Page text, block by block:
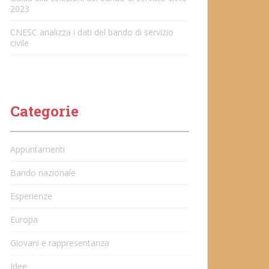
2023
CNESC analizza i dati del bando di servizio
civile
Categorie
Appuntamenti
Bando nazionale
Esperienze
Europa
Giovani e rappresentanza
Idee